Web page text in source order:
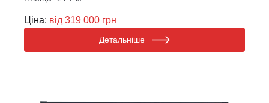
Ціна: від 319 000 грн
Детальніше